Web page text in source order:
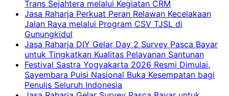
Trans Sejahtera melalui Kegiatan CRM
Jasa Raharja Perkuat Peran Relawan Kecelakaan
Jalan Raya melalui Program CSV TJSL di
Gunungkidul
Jasa Raharja DIY Gelar Day 2 Survey Pasca Bayar
untuk Tingkatkan Kualitas Pelayanan Santunan
Festival Sastra Yogyakarta 2026 Resmi Dimulai,
Sayembara Puisi Nasional Buka Kesempatan bagi
Penulis Seluruh Indonesia